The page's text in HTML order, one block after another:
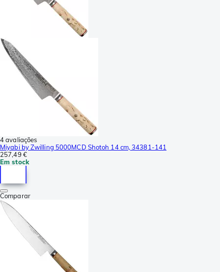
4 avaliações
Miyabi by Zwilling 5000MCD Shotoh 14 cm, 34381-141
257,49 €
Em stock
Comparar